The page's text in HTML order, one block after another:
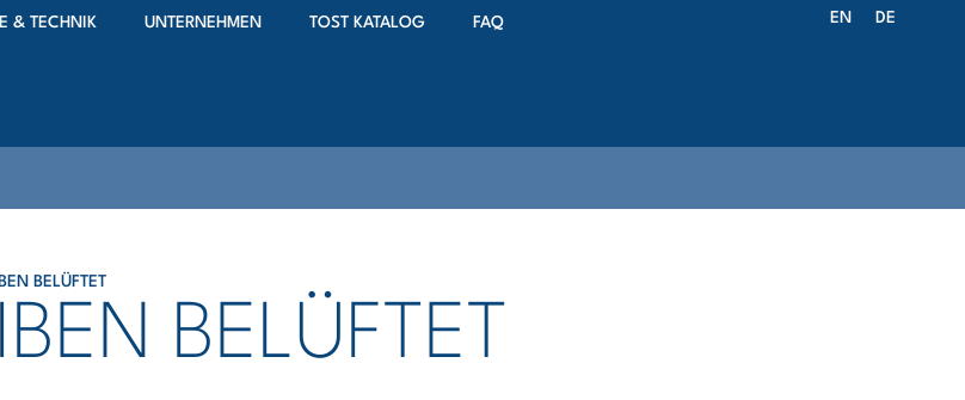
& TECHNIK UNTERNEHMEN TOST KATALOG FAQ EN DE
BELÜFTET
BELÜFTET